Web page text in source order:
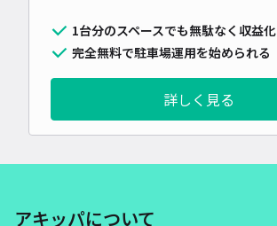
1台分のスペースでも無駄なく収益化
完全無料で駐車場運用を始められる
詳しく見る
アキッパについて